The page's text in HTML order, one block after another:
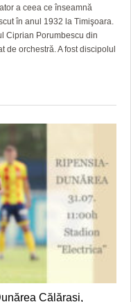
a ceea ce înseamnă
în anul 1932 la Timişoara.
Ciprian Porumbescu din
de orchestră. A fost discipolul
Călărași,